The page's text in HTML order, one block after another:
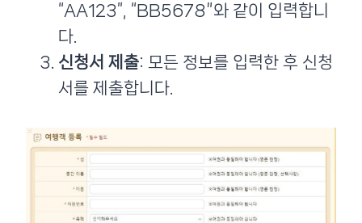
“AA123”, “BB5678″와 같이 입력합니
다.
신청서 제출: 모든 정보를 입력한 후 신청
서를 제출합니다.